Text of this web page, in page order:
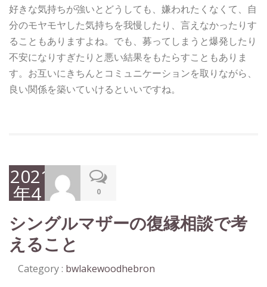
好きな気持ちが強いとどうしても、嫌われたくなくて、自
分のモヤモヤした気持ちを我慢したり、言えなかったりす
ることもありますよね。でも、募ってしまうと爆発したり
不安になりすぎたりと悪い結果をもたらすこともありま
す。お互いにきちんとコミュニケーションを取りながら、
良い関係を築いていけるといいですね。
2021
年4
12
日
0
シングルマザーの復縁相談で考
えること
Category : bwlakewoodhebron